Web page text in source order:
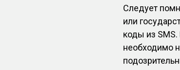
Следует
или
коды из
необходимо